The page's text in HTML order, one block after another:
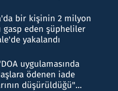
bir kişinin 2 milyon
gasp eden şüpheliler
yakalandı
uygulamasında
ödenen iade
düşürüldüğü"